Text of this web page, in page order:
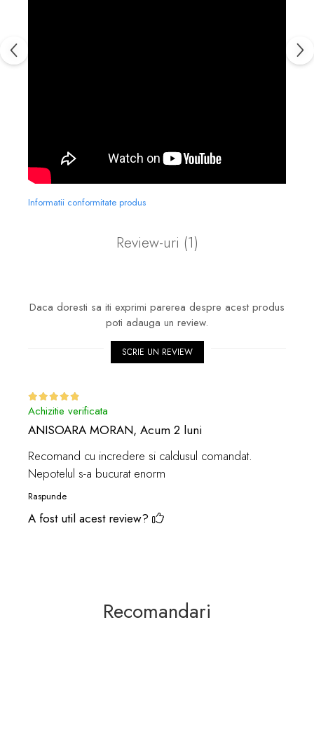
Informatii conformitate produs
Review-uri (1)
Daca doresti sa iti exprimi parerea despre acest produs
poti adauga un review.
SCRIE UN REVIEW
Achizitie verificata
ANISOARA MORAN, Acum 2 luni
Recomand cu incredere si caldusul comandat.
Nepotelul s-a bucurat enorm
Raspunde
A fost util acest review?
Recomandari